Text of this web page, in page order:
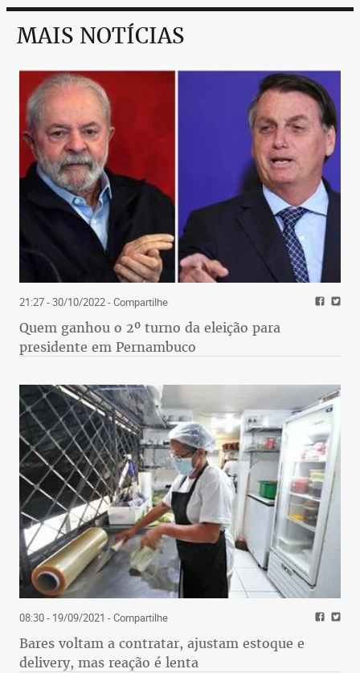
MAIS NOTÍCIAS
21:27 - 30/10/2022- Compartilhe
Quem ganhou o 2º turno da eleição para
presidente em Pernambuco
08:30 - 19/09/2021 - Compartilhe
Bares voltam a contratar, ajustam estoque e
delivery, mas reação é lenta